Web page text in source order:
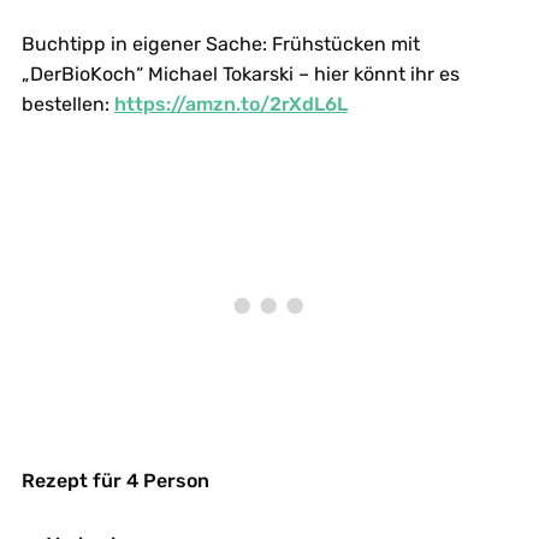
Buchtipp in eigener Sache: Frühstücken mit
„DerBioKoch“ Michael Tokarski – hier könnt ihr es
bestellen: https://amzn.to/2rXdL6L
Rezept für 4 Person